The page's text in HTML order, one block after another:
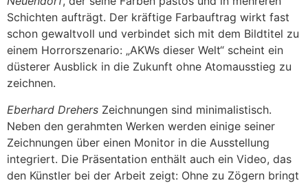
Schichten aufträgt. Der kräftige Farbauftrag wirkt fast
schon gewaltvoll und verbindet sich mit dem Bildtitel zu
einem Horrorszenario: „AKWs dieser Welt“ scheint ein
düsterer Ausblick in die Zukunft ohne Atomausstieg zu
zeichnen.
Eberhard Drehers Zeichnungen sind minimalistisch.
Neben den gerahmten Werken werden einige seiner
Zeichnungen über einen Monitor in die Ausstellung
integriert. Die Präsentation enthält auch ein Video, das
den Künstler bei der Arbeit zeigt: Ohne zu Zögern bringt